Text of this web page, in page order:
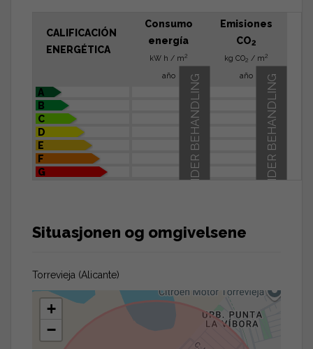
CALIFICACIÓN
ENERGÉTICA
Consumo
energía
kW h / m2
año
Emisiones
CO2
kg CO2 / m2
año
A
B
C
D
E
F
G
UNDER BEHANDLING
UNDER BEHANDLING
Situasjonen og omgivelsene
Torrevieja (Alicante)
+
−